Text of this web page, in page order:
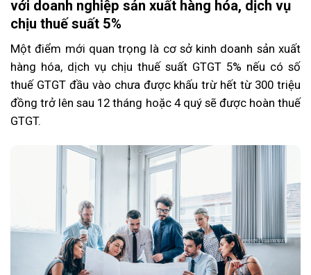
với doanh nghiệp sản xuất hàng hóa, dịch vụ
chịu thuế suất 5%
Một điểm mới quan trọng là cơ sở kinh doanh sản xuất
hàng hóa, dịch vụ chịu thuế suất GTGT 5% nếu có số
thuế GTGT đầu vào chưa được khấu trừ hết từ 300 triệu
đồng trở lên sau 12 tháng hoặc 4 quý sẽ được hoàn thuế
GTGT.